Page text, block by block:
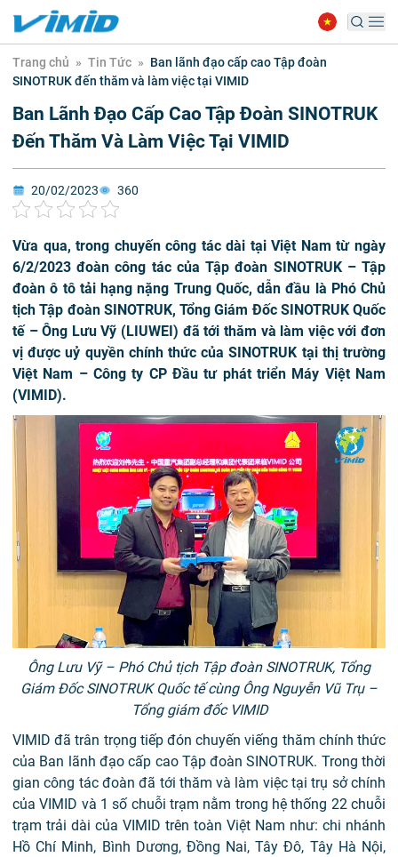
Trang chủ » Tin Tức » Ban lãnh đạo cấp cao Tập đoàn
SINOTRUK đến thăm và làm việc tại VIMID
Ban Lãnh Đạo Cấp Cao Tập Đoàn SINOTRUK
Đến Thăm Và Làm Việc Tại VIMID
20/02/2023 360
Vừa qua, trong chuyến công tác dài tại Việt Nam từ ngày
6/2/2023 đoàn công tác của Tập đoàn SINOTRUK – Tập
đoàn ô tô tải hạng nặng Trung Quốc, dẫn đầu là Phó Chủ
tịch Tập đoàn SINOTRUK, Tổng Giám Đốc SINOTRUK Quốc
tế – Ông Lưu Vỹ (LIUWEI) đã tới thăm và làm việc với đơn
vị được uỷ quyền chính thức của SINOTRUK tại thị trường
Việt Nam – Công ty CP Đầu tư phát triển Máy Việt Nam
(VIMID).
Ông Lưu Vỹ – Phó Chủ tịch Tập đoàn SINOTRUK, Tổng
Giám Đốc SINOTRUK Quốc tế cùng Ông Nguyễn Vũ Trụ –
Tổng giám đốc VIMID
VIMID đã trân trọng tiếp đón chuyến viếng thăm chính thức
của Ban lãnh đạo cấp cao Tập đoàn SINOTRUK. Trong thời
gian công tác đoàn đã tới thăm và làm việc tại trụ sở chính
của VIMID và 1 số chuỗi trạm nằm trong hệ thống 22 chuỗi
trạm trải dài của VIMID trên toàn Việt Nam như: chi nhánh
Hồ Chí Minh, Bình Dương, Đồng Nai, Tây Đô, Tây Hà Nội,